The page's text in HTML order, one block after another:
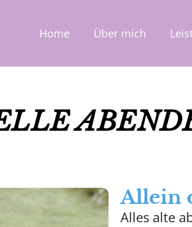
Home Über mich
Allein
Alles alte